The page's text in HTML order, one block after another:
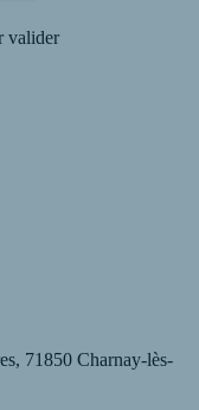
valider
71850 Charnay-lès-